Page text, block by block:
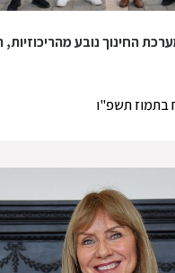
החינוך נובע מהריכוזיות,
בתמוז תשפ"ו